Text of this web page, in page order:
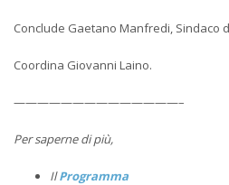
Conclude Gaetano Manfredi, Sindaco
Coordina Giovanni Laino.
——————————————–
Per saperne di più,
IlProgramma